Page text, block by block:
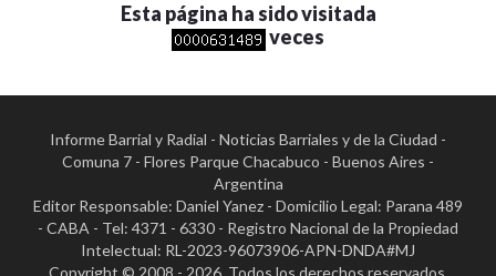
Esta página ha sido visitada
veces
Informe Barrial y Radial - Noticias Barriales y de la Ciudad -
Comuna 7 - Flores Parque Chacabuco - Buenos Aires -
Argentina
Editor Responsable: Daniel Yanez - Domicilio Legal: Parana 489
- CABA - Tel: 4371 - 6330 - Registro Nacional de la Propiedad
Intelectual: RL-2023-96073906-APN-DNDA#MJ
Copyright © 2008 - 2026. Todos los derechos reservados.